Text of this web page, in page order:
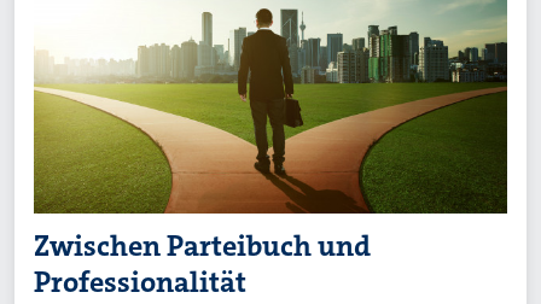
Zwischen Parteibuch und
Professionalität